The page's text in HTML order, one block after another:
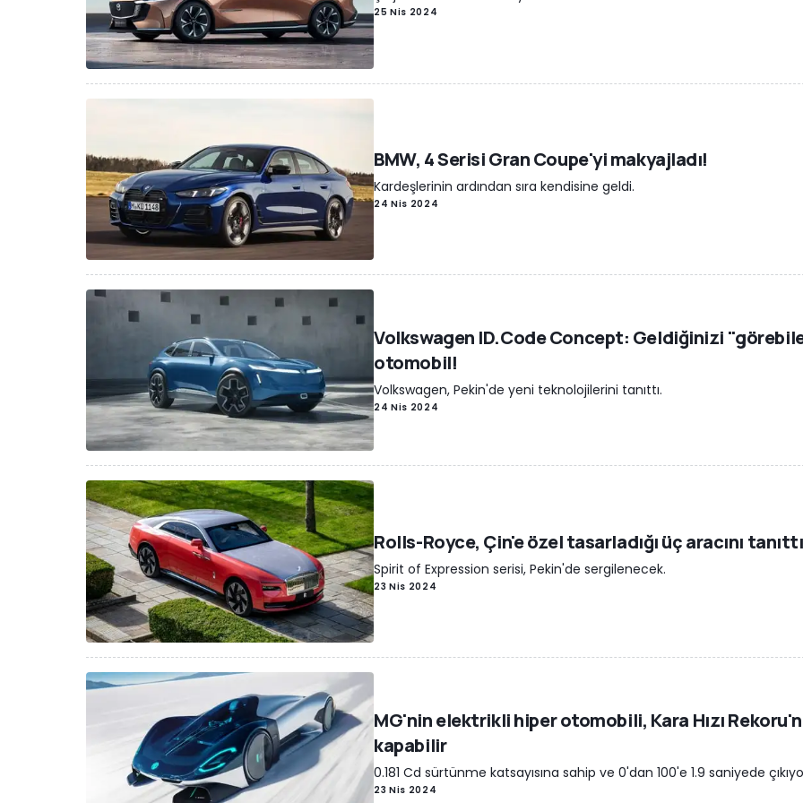
25 Nis 2024
BMW, 4 Serisi Gran Coupe'yi makyajladı!
Kardeşlerinin ardından sıra kendisine geldi.
24 Nis 2024
Volkswagen ID.Code Concept: Geldiğinizi
otomobil!
Volkswagen, Pekin'de yeni teknolojilerini tanıttı.
24 Nis 2024
Rolls-Royce, Çin'e özel tasarladığı üç aracını tanıttı
Spirit of Expression serisi, Pekin'de sergilenecek.
23 Nis 2024
MG'nin elektrikli hiper otomobili, Kara Hızı
kapabilir
0.181 Cd sürtünme katsayısına sahip ve 0'dan 100'e 1.9 saniyede
23 Nis 2024